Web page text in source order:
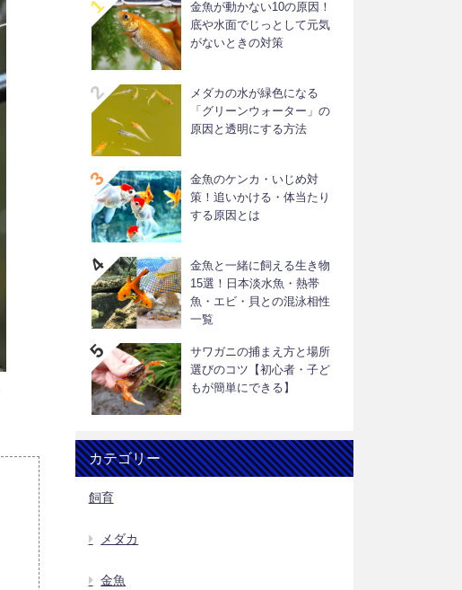
金魚が動かない10の原因！
底や水面でじっとして元気
がないときの対策
メダカの水が緑色になる
「グリーンウォーター」の
原因と透明にする方法
金魚のケンカ・いじめ対
策！追いかける・体当たり
する原因とは
金魚と一緒に飼える生き物
15選！日本淡水魚・熱帯
魚・エビ・貝との混泳相性
一覧
サワガニの捕まえ方と場所
選びのコツ【初心者・子ど
もが簡単にできる】
カテゴリー
飼育
メダカ
金魚